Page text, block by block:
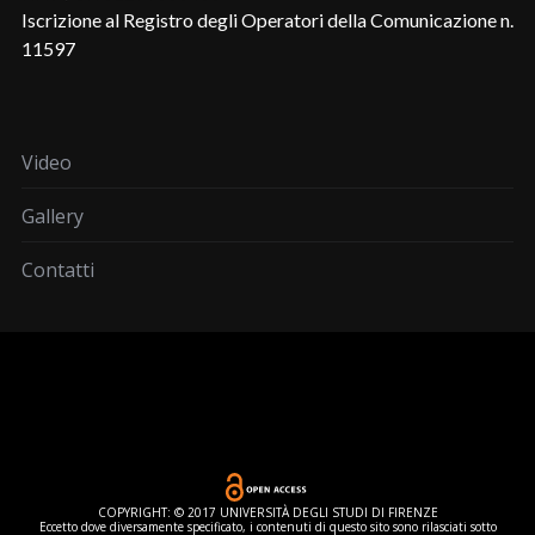
Iscrizione al Registro degli Operatori della Comunicazione n.
11597
Video
Gallery
Contatti
COPYRIGHT: © 2017 UNIVERSITÀ DEGLI STUDI DI FIRENZE
Eccetto dove diversamente specificato, i contenuti di questo sito sono rilasciati sotto